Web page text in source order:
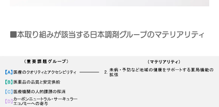
■本取り組みが該当する日本調剤グループのマテリアリティ